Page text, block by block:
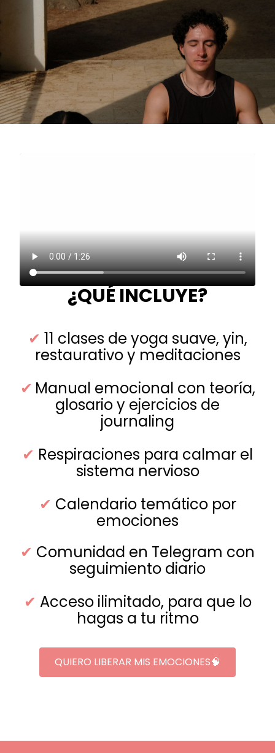
¿QUÉ INCLUYE?
✔ 11 clases de yoga suave, yin,
restaurativo y meditaciones
✔ Manual emocional con teoría,
glosario y ejercicios de
journaling
✔ Respiraciones para calmar el
sistema nervioso
✔ Calendario temático por
emociones
✔ Comunidad en Telegram con
seguimiento diario
✔ Acceso ilimitado, para que lo
hagas a tu ritmo
QUIERO LIBERAR MIS EMOCIONES🧠